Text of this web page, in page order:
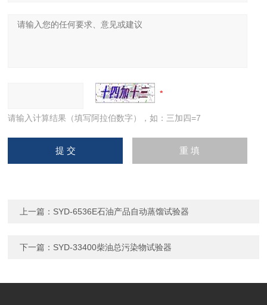
请输入计算结果（填写阿拉伯数字），如：三加四=7
上一篇： SYD-6536E石油产品自动蒸馏试验器
下一篇： SYD-33400柴油总污染物试验器